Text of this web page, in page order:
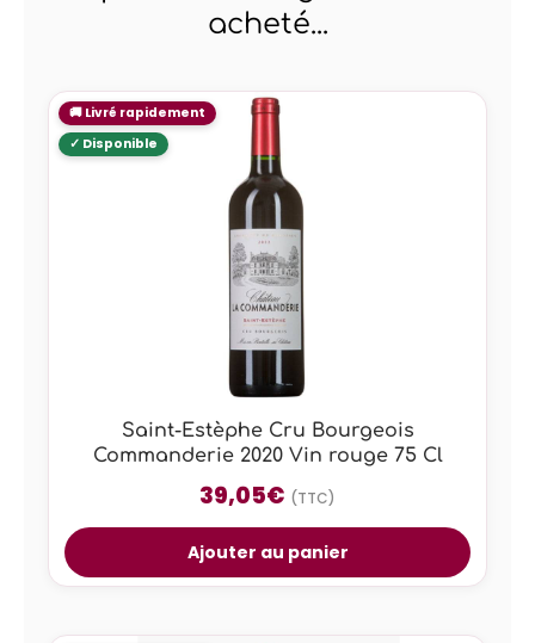
acheté...
Saint-Estèphe Cru Bourgeois
Commanderie 2020 Vin rouge 75 Cl
39,05€ (TTC)
Ajouter au panier